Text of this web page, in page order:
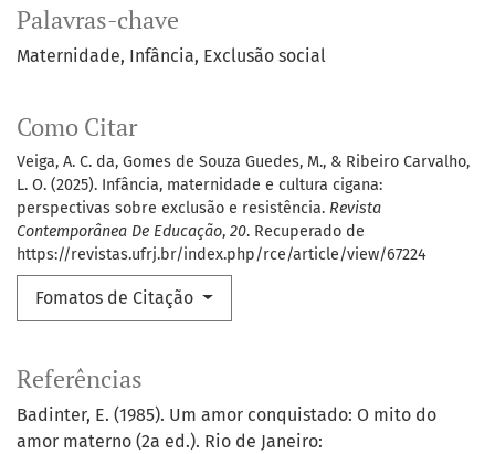
Palavras-chave
Maternidade Infância Exclusão social
Como Citar
Veiga, A. C. da, Gomes de Souza Guedes, M., & Ribeiro Carvalho,
L. O. (2025). Infância, maternidade e cultura cigana:
perspectivas sobre exclusão e resistência. Revista
Contemporânea De Educação, 20. Recuperado de
https://revistas.ufrj.br/index.php/rce/article/view/67224
Fomatos de Citação
Referências
Badinter, E. (1985). Um amor conquistado: O mito do
amor materno (2a ed.). Rio de Janeiro: